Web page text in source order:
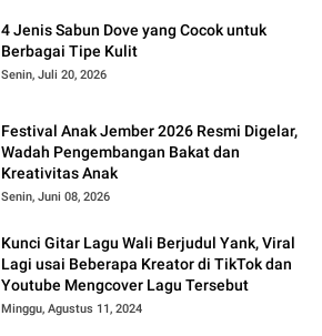
4 Jenis Sabun Dove yang Cocok untuk
Berbagai Tipe Kulit
Senin, Juli 20, 2026
Festival Anak Jember 2026 Resmi Digelar,
Wadah Pengembangan Bakat dan
Kreativitas Anak
Senin, Juni 08, 2026
Kunci Gitar Lagu Wali Berjudul Yank, Viral
Lagi usai Beberapa Kreator di TikTok dan
Youtube Mengcover Lagu Tersebut
Minggu, Agustus 11, 2024